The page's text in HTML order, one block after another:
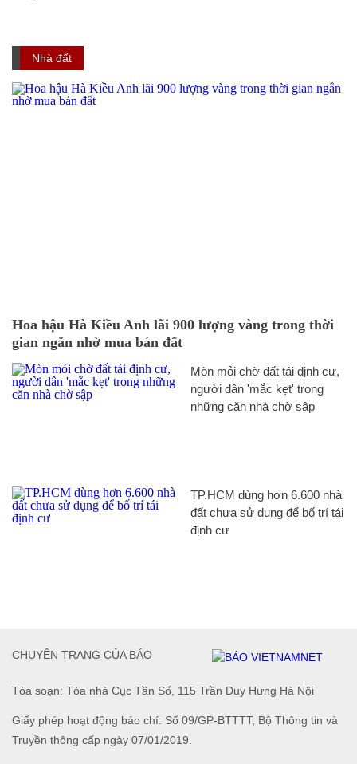
Nhà đất
Hoa hậu Hà Kiều Anh lãi 900 lượng vàng trong thời
gian ngắn nhờ mua bán đất
Mòn mỏi chờ đất tái định cư,
người dân 'mắc kẹt' trong
những căn nhà chờ sập
TP.HCM dùng hơn 6.600 nhà
đất chưa sử dụng để bố trí tái
định cư
Tòa soạn: Tòa nhà Cục Tần Số, 115 Trần Duy Hưng Hà Nội
Giấy phép hoạt động báo chí: Số 09/GP-BTTTT, Bộ Thông tin và
Truyền thông cấp ngày 07/01/2019.
CHUYÊN TRANG CỦA BÁO